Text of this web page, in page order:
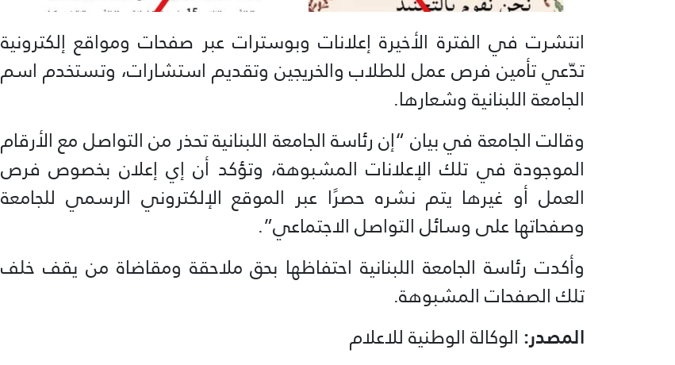
انتشرت في الفترة الأخيرة إعلانات وبوسترات عبر صفحات ومواقع إلكترونية
تدّعي تأمين فرص عمل للطلاب والخريجين وتقديم استشارات، وتستخدم اسم
الجامعة اللبنانية وشعارها.
وقالت الجامعة في بيان “إن رئاسة الجامعة اللبنانية تحذر من التواصل مع الأرقام
الموجودة في تلك الإعلانات المشبوهة، وتؤكد أن إي إعلان بخصوص فرص
العمل أو غيرها يتم نشره حصرًا عبر الموقع الإلكتروني الرسمي للجامعة
وصفحاتها على وسائل التواصل الاجتماعي”.
وأكدت رئاسة الجامعة اللبنانية احتفاظها بحق ملاحقة ومقاضاة من يقف خلف
تلك الصفحات المشبوهة.
المصدر: الوكالة الوطنية للاعلام